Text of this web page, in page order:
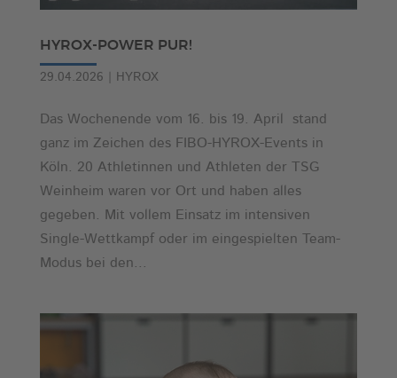
HYROX-POWER PUR!
29.04.2026 HYROX
Das Wochenende vom 16. bis 19. April stand
ganz im Zeichen des FIBO-HYROX-Events in
Köln. 20 Athletinnen und Athleten der TSG
Weinheim waren vor Ort und haben alles
gegeben. Mit vollem Einsatz im intensiven
Single-Wettkampf oder im eingespielten Team-
Modus bei den...